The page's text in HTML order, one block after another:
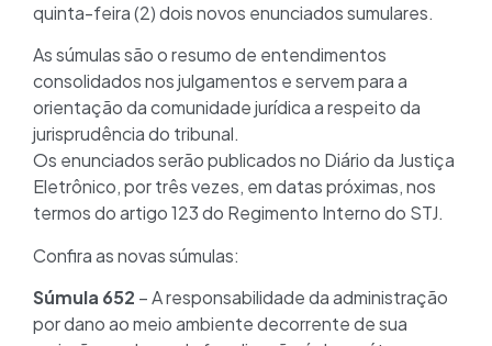
quinta-feira (2) dois novos enunciados sumulares.
As súmulas são o resumo de entendimentos
consolidados nos julgamentos e servem para a
orientação da comunidade jurídica a respeito da
jurisprudência do tribunal.
Os enunciados serão publicados no Diário da Justiça
Eletrônico, por três vezes, em datas próximas, nos
termos do artigo 123 do Regimento Interno do STJ.
Confira as novas súmulas:
Súmula 652 – A responsabilidade da administração
por dano ao meio ambiente decorrente de sua